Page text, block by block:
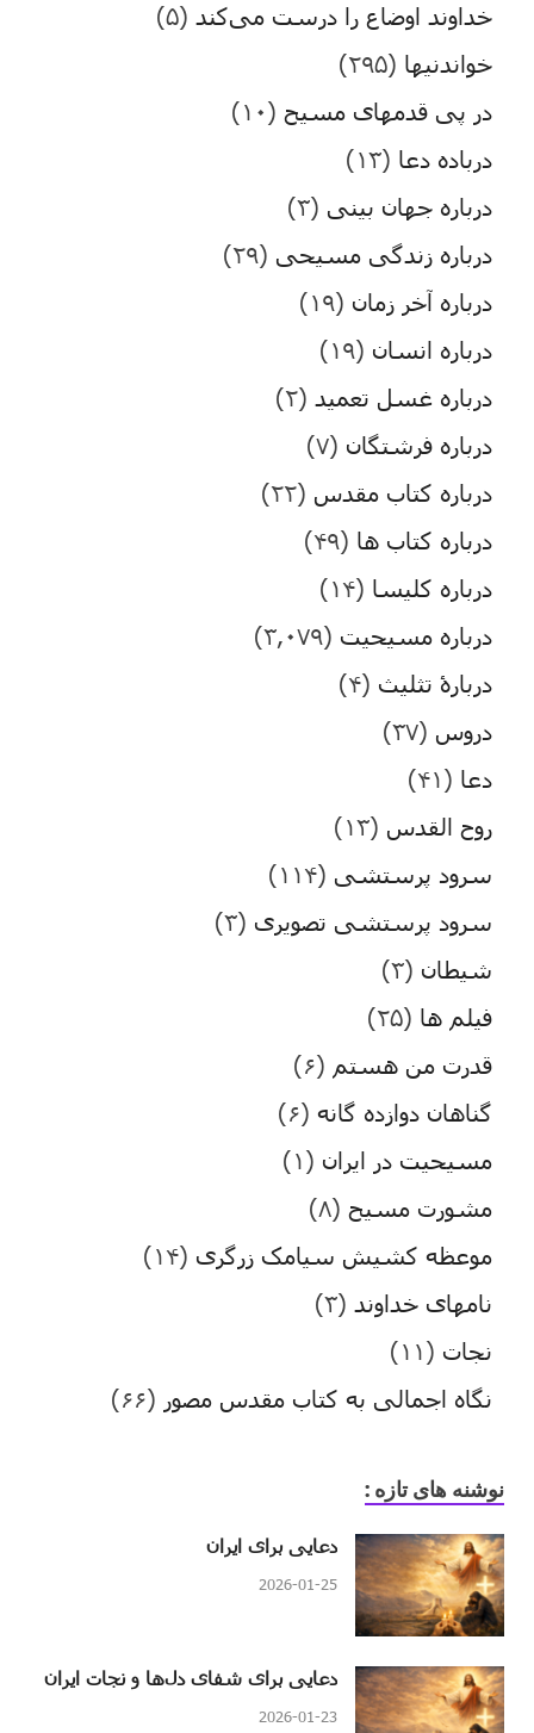
خداوند اوضاع را درست می‌کند (۵)
خواندنیها (۲۹۵)
در پی قدمهای مسیح (۱۰)
درباده دعا (۱۳)
درباره جهان بینی (۳)
درباره زندگی مسیحی (۲۹)
درباره آخر زمان (۱۹)
درباره انسان (۱۹)
درباره غسل تعمید (۲)
درباره فرشتگان (۷)
درباره کتاب مقدس (۲۲)
درباره کتاب ها (۴۹)
درباره کلیسا (۱۴)
درباره مسیحیت (۳,۰۷۹)
دربارۀ تثلیث (۴)
دروس (۳۷)
دعا (۴۱)
روح القدس (۱۳)
سرود پرستشی (۱۱۴)
سرود پرستشی تصویری (۳)
شیطان (۳)
فیلم ها (۲۵)
قدرت من هستم (۶)
گناهان دوازده گانه (۶)
مسیحیت در ایران (۱)
مشورت مسیح (۸)
موعظه کشیش سیامک زرگری (۱۴)
نامهای خداوند (۳)
نجات (۱۱)
نگاه اجمالی به کتاب مقدس مصور (۶۶)
نوشنه های تازه :
دعایی برای ایران
2026-01-25
دعایی برای شفای دل‌ها و نجات ایران
2026-01-23